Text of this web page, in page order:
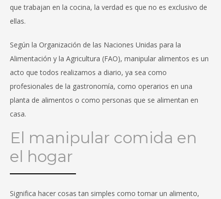
que trabajan en la cocina, la verdad es que no es exclusivo de
ellas.
Según la Organización de las Naciones Unidas para la
Alimentación y la Agricultura (FAO), manipular alimentos es un
acto que todos realizamos a diario, ya sea como
profesionales de la gastronomía, como operarios en una
planta de alimentos o como personas que se alimentan en
casa.
El manipular comida en
el hogar
Significa hacer cosas tan simples como tomar un alimento,